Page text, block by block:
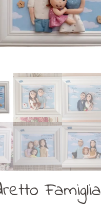
Famiglia